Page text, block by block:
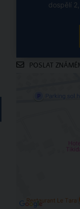
dospělí
POSLAT